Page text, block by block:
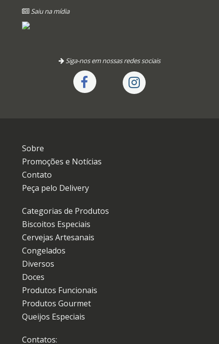
Saiu na mídia
Siga-nos em nossas redes sociais
Sobre
Promoções e Notícias
Contato
Peça pelo Delivery
Categorias de Produtos
Biscoitos Especiais
Cervejas Artesanais
Congelados
Diversos
Doces
Produtos Funcionais
Produtos Gourmet
Queijos Especiais
Contatos: